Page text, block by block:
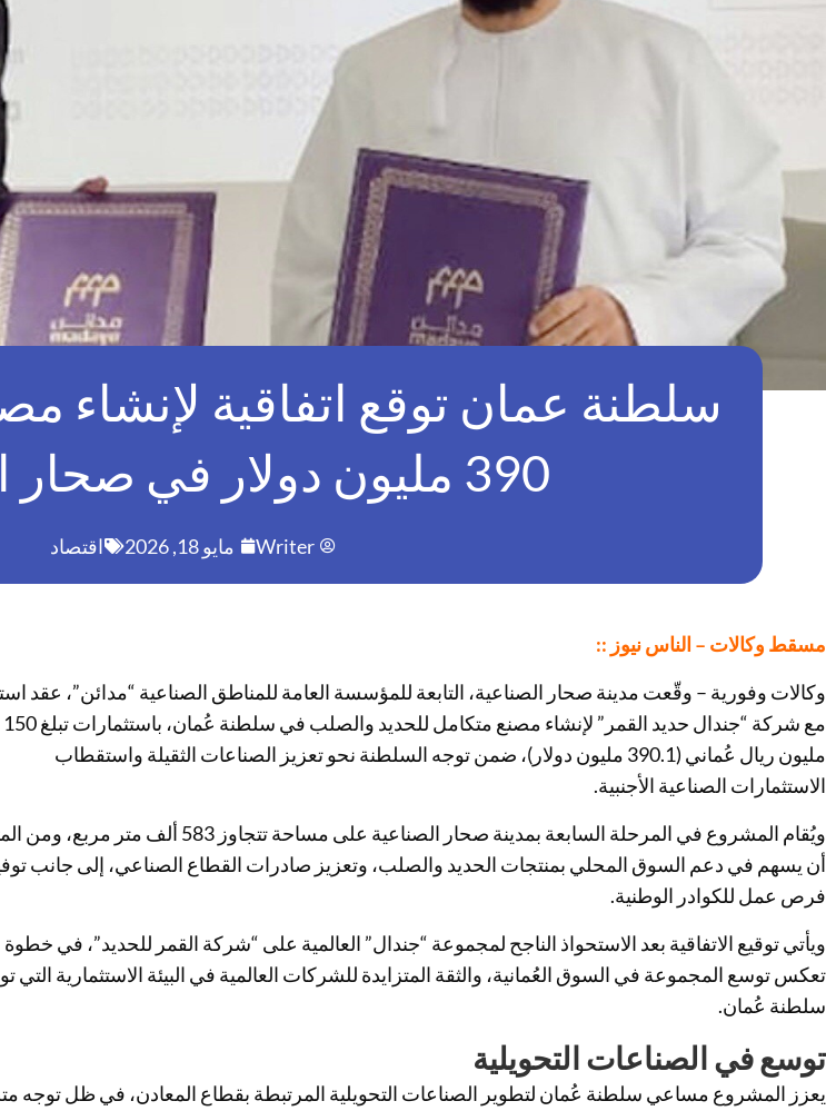
سلطنة عمان توقع اتفاقية لإنشاء
390 مليون دولار في صحار الصناعية
Writer مايو 18, 2026 اقتصاد
مسقط وكالات – الناس نيوز ::
وكالات وفورية – وقّعت مدينة صحار الصناعية، التابعة للمؤسسة العامة للمناطق الصناعية “مدائن”، عقد
مع شركة “جندال حديد القمر” لإنشاء مصنع متكامل للحديد والصلب في سلطنة عُمان، باستثمارات تبلغ 150
مليون ريال عُماني (390.1 مليون دولار)، ضمن توجه السلطنة نحو تعزيز الصناعات الثقيلة واستقطاب
الاستثمارات الصناعية الأجنبية.
ويُقام المشروع في المرحلة السابعة بمدينة صحار الصناعية على مساحة تتجاوز 583 ألف
أن يسهم في دعم السوق المحلي بمنتجات الحديد والصلب، وتعزيز صادرات القطاع الصناعي، إلى جانب
فرص عمل للكوادر الوطنية.
ويأتي توقيع الاتفاقية بعد الاستحواذ الناجح لمجموعة “جندال” العالمية على “شركة القمر للحديد”، في خطوة
تعكس توسع المجموعة في السوق العُمانية، والثقة المتزايدة للشركات العالمية في البيئة الاستثمارية التي
سلطنة عُمان.
توسع في الصناعات التحويلية
يعزز المشروع مساعي سلطنة عُمان لتطوير الصناعات التحويلية المرتبطة بقطاع المعادن، في ظل توجه